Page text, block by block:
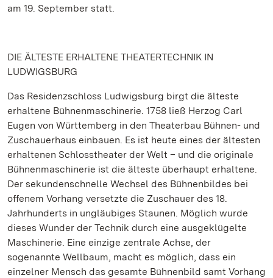
am 19. September statt.
DIE ÄLTESTE ERHALTENE THEATERTECHNIK IN
LUDWIGSBURG
Das Residenzschloss Ludwigsburg birgt die älteste
erhaltene Bühnenmaschinerie. 1758 ließ Herzog Carl
Eugen von Württemberg in den Theaterbau Bühnen- und
Zuschauerhaus einbauen. Es ist heute eines der ältesten
erhaltenen Schlosstheater der Welt – und die originale
Bühnenmaschinerie ist die älteste überhaupt erhaltene.
Der sekundenschnelle Wechsel des Bühnenbildes bei
offenem Vorhang versetzte die Zuschauer des 18.
Jahrhunderts in ungläubiges Staunen. Möglich wurde
dieses Wunder der Technik durch eine ausgeklügelte
Maschinerie. Eine einzige zentrale Achse, der
sogenannte Wellbaum, macht es möglich, dass ein
einzelner Mensch das gesamte Bühnenbild samt Vorhang